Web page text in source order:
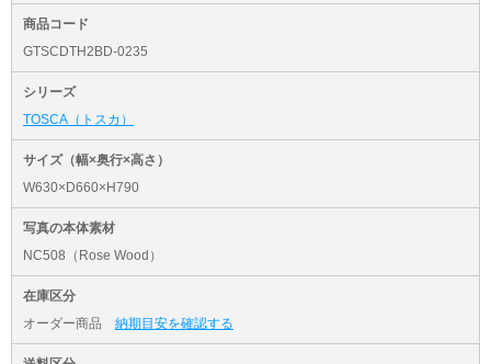
商品コード
GTSCDTH2BD-0235
シリーズ
TOSCA（トスカ）
サイズ（幅×奥行×高さ）
W630×D660×H790
写真の本体素材
NC508（Rose Wood）
在庫区分
オーダー商品 納期目安を確認する